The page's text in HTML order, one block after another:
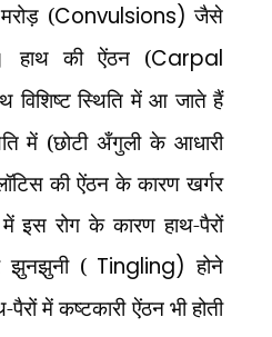
(Convulsions)जैसे
हाथ की ऐंठन (Carpal
विशिष्ट स्थिति में आ जाते हैं
में (छोटी अँगुली के आधारी
की ऐंठन के कारण खर्गर
इस रोग के कारण हाथ-पैरों
झुनझुनी ( Tingling)होने
में कष्टकारी ऐंठन भी होती